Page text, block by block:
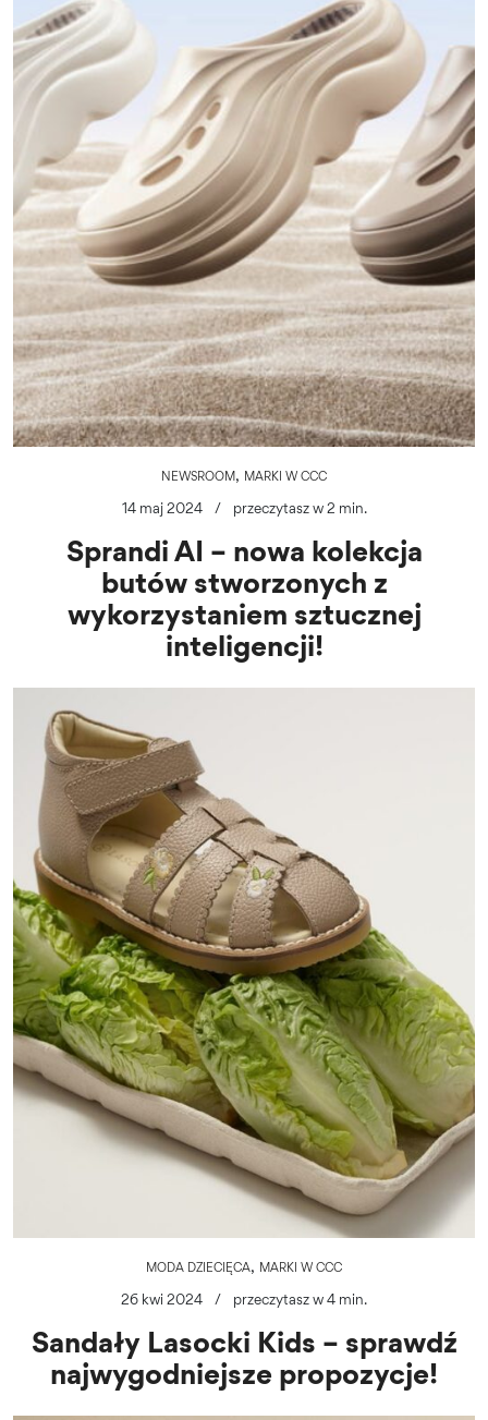
NEWSROOM, MARKI W CCC
14 maj 2024 / przeczytasz w 2 min.
Sprandi AI – nowa kolekcja
butów stworzonych z
wykorzystaniem sztucznej
inteligencji!
MODA DZIECIĘCA, MARKI W CCC
26 kwi 2024 / przeczytasz w 4 min.
Sandały Lasocki Kids – sprawdź
najwygodniejsze propozycje!